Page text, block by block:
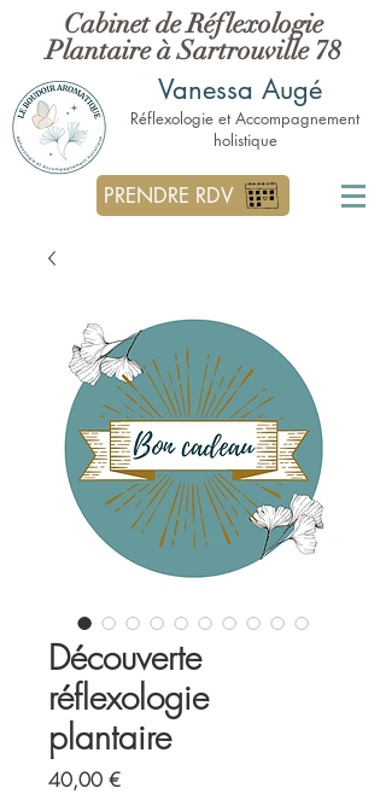
Cabinet de Réflexologie
Plantaire à Sartrouville 78
Vanessa Augé
Réflexologie et Accompagnement
holistique
PRENDRE RDV
Découverte
réflexologie
plantaire
40,00 €Prix